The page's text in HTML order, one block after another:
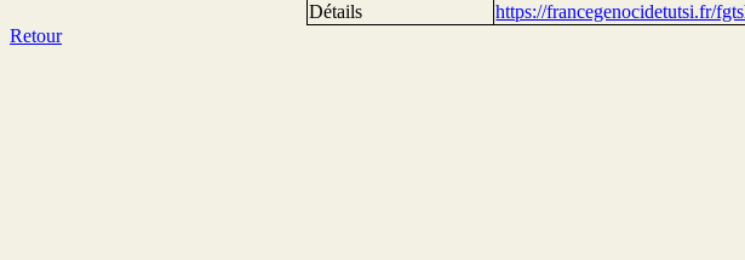
Détails
https://francegenocidetutsi.fr/
Retour